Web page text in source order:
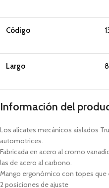
Código
Largo
Información del
Los alicates mecánicos aislados
automotrices.
Fabricada en acero al cromo
las de acero al carbono.
Mango ergonómico con topes
2 posiciones de ajuste